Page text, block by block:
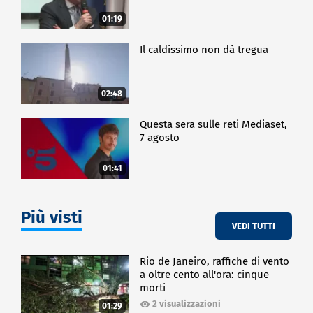
01:19
02:48
Il caldissimo non dà tregua
01:41
Questa sera sulle reti Mediaset,
7 agosto
Più visti VEDI TUTTI
01:29
Rio de Janeiro, raffiche di vento
a oltre cento all'ora: cinque
morti
2 visualizzazioni